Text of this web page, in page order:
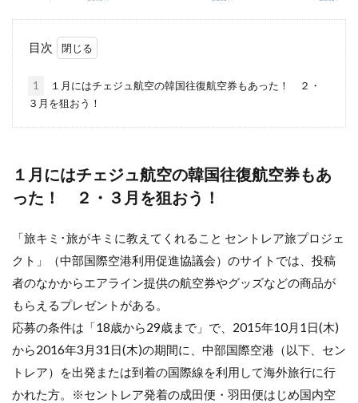
目次
1
１月にはチェジュ航空の韓国往復航空券もあった！ ２・
３月を狙おう！
１月にはチェジュ航空の韓国往復航空券もあ
った！ ２・３月を狙おう！
「旅キミ･旅がキミに教えてくれること セントレア旅プロジェ
クト」（中部国際空港利用促進協議会）のサイトでは、投稿
者のなかからエアライン提供の航空券やグッズなどの商品が
もらえるプレゼントがある。
応募の条件は「18歳から29歳まで」で、2015年10月1日(木)
から2016年3月31日(木)の期間に、中部国際空港（以下、セン
トレア）を出発または到着の国際線を利用して海外旅行に行
かれた方。※セントレア発着の成田便・羽田便はじめ国内空